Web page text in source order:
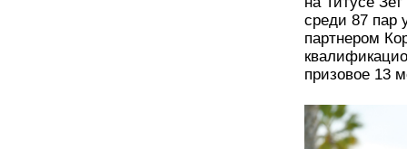
среди 87 пар
партнером
призовое 13